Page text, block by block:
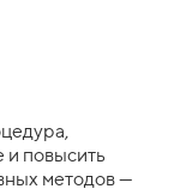
и повысить
методов —